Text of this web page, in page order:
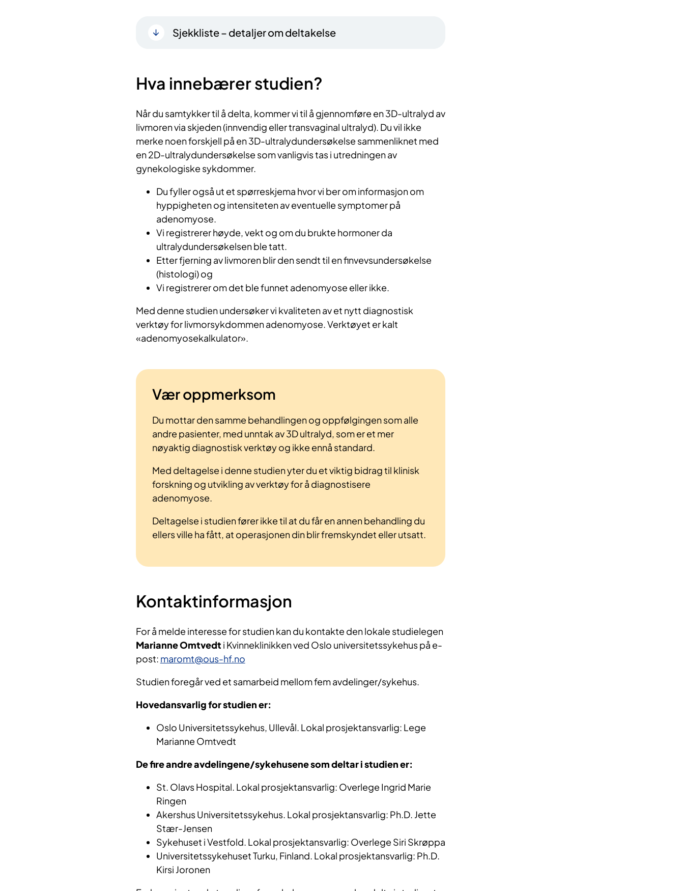
Sjekkliste – detaljer om deltakelse
Hva innebærer studien?
Når du samtykker til å delta, kommer vi til å gjennomføre en 3D-ultralyd av
livmoren via skjeden (innvendig eller transvaginal ultralyd). Du vil ikke
merke noen forskjell på en 3D-ultralydundersøkelse sammenliknet med
en 2D-ultralydundersøkelse som vanligvis tas i utredningen av
gynekologiske sykdommer.
Du fyller også ut et spørreskjema hvor vi ber om informasjon om
hyppigheten og intensiteten av eventuelle symptomer på
adenomyose.
Vi registrerer høyde, vekt og om du brukte hormoner da
ultralydundersøkelsen ble tatt.
Etter fjerning av livmoren blir den sendt til en finvevsundersøkelse
(histologi) og
Vi registrerer om det ble funnet adenomyose eller ikke.
Med denne studien undersøker vi kvaliteten av et nytt diagnostisk
verktøy for livmorsykdommen adenomyose. Verktøyet er kalt
«adenomyosekalkulator».
Vær oppmerksom
Du mottar den samme behandlingen og oppfølgingen som alle
andre pasienter, med unntak av 3D ultralyd, som er et mer
nøyaktig diagnostisk verktøy og ikke ennå standard.
Med deltagelse i denne studien yter du et viktig bidrag til klinisk
forskning og utvikling av verktøy for å diagnostisere
adenomyose.
Deltagelse i studien fører ikke til at du får en annen behandling du
ellers ville ha fått, at operasjonen din blir fremskyndet eller utsatt.
Kontaktinformasjon
For å melde interesse for studien kan du kontakte den lokale studielegen
Marianne Omtvedt i Kvinneklinikken ved Oslo universitetssykehus på e-
post: maromt@ous-hf.no
Studien foregår ved et samarbeid mellom fem avdelinger/sykehus.
Hovedansvarlig for studien er:
Oslo Universitetssykehus, Ullevål. Lokal prosjektansvarlig: Lege
Marianne Omtvedt
De fire andre avdelingene/sykehusene som deltar i studien er:
St. Olavs Hospital. Lokal prosjektansvarlig: Overlege Ingrid Marie
Ringen
Akershus Universitetssykehus. Lokal prosjektansvarlig: Ph.D. Jette
Stær-Jensen
Sykehuset i Vestfold. Lokal prosjektansvarlig: Overlege Siri Skrøppa
Universitetssykehuset Turku, Finland. Lokal prosjektansvarlig: Ph.D.
Kirsi Joronen